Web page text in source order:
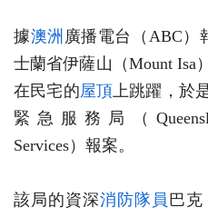
據澳洲 廣播電台（ABC）
士蘭省伊薩山（Mount Isa
在民宅的屋頂上跳躍，於
緊急服務局（
Services）報案。
該局的資深消防隊員 巴克